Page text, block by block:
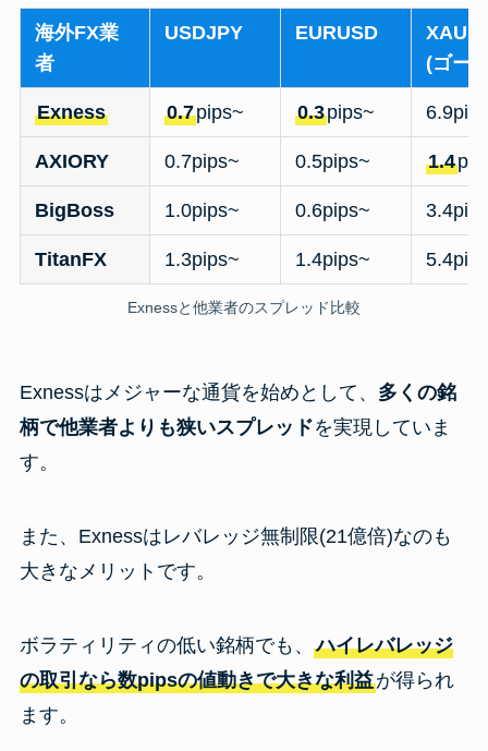
海外FX業
者
USDJPY EURUSD
(ゴー
Exness 0.7pips~ 0.3pips~
AXIORY 0.7pips~ 0.5pips~ 1.4
BigBoss 1.0pips~ 0.6pips~
TitanFX 1.3pips~ 1.4pips~
Exnessと他業者のスプレッド比較
Exnessはメジャーな通貨を始めとして、 多くの銘
柄で他業者よりも狭いスプレッドを実現していま
す。
また、Exnessはレバレッジ無制限(21億倍)なのも
大きなメリットです。
ボラティリティの低い銘柄でも、 ハイレバレッジ
の取引なら数pipsの値動きで大きな利益が得られ
ます。